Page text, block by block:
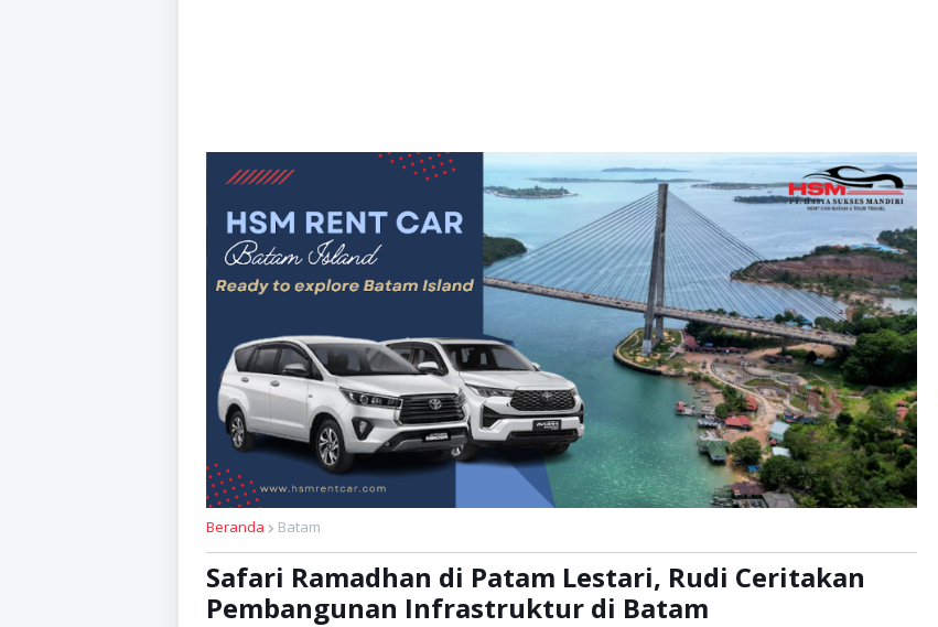
Beranda Batam
Safari Ramadhan di Patam Lestari, Rudi Ceritakan
Pembangunan Infrastruktur di Batam